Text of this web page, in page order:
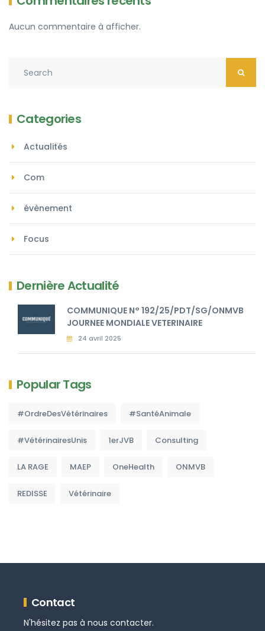
Aucun commentaire à afficher.
Categories
Actualités
Com
évènement
Focus
Dernière Actualité
COMMUNIQUE N° 192/25/PDT/SG/ONMVB
JOURNEE MONDIALE VETERINAIRE
24 avril 2025
Popular Tags
#OrdreDesVétérinaires #SantéAnimale
#VétérinairesUnis 1erJVB Consulting
LA RAGE MAEP OneHealth ONMVB
REDISSE Vétérinaire
Contact
N'hésitez pas à nous contacter.